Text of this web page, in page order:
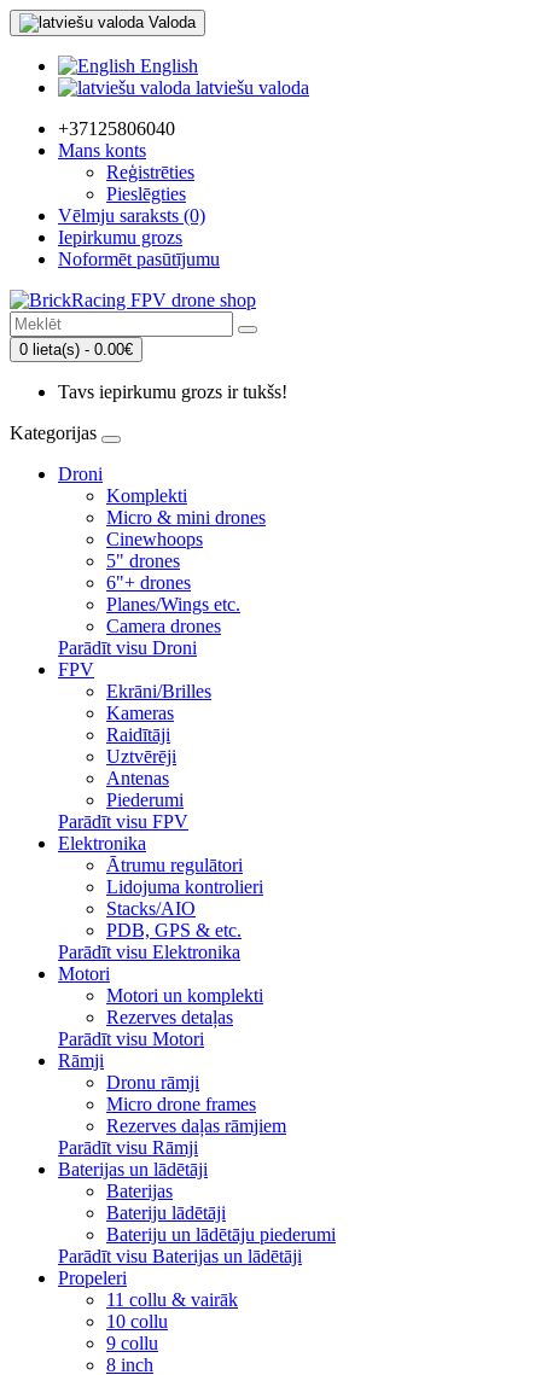
Valoda
English
latviešu valoda
+37125806040
Mans konts
Reģistrēties
Pieslēgties
Vēlmju saraksts (0)
Iepirkumu grozs
Noformēt pasūtījumu
0 lieta(s) - 0.00€
Tavs iepirkumu grozs ir tukšs!
Kategorijas
Droni
Komplekti
Micro & mini drones
Cinewhoops
5" drones
6"+ drones
Planes/Wings etc.
Camera drones
Parādīt visu Droni
FPV
Ekrāni/Brilles
Kameras
Raidītāji
Uztvērēji
Antenas
Piederumi
Parādīt visu FPV
Elektronika
Ātrumu regulātori
Lidojuma kontrolieri
Stacks/AIO
PDB, GPS & etc.
Parādīt visu Elektronika
Motori
Motori un komplekti
Rezerves detaļas
Parādīt visu Motori
Rāmji
Dronu rāmji
Micro drone frames
Rezerves daļas rāmjiem
Parādīt visu Rāmji
Baterijas un lādētāji
Baterijas
Bateriju lādētāji
Bateriju un lādētāju piederumi
Parādīt visu Baterijas un lādētāji
Propeleri
11 collu & vairāk
10 collu
9 collu
8 inch